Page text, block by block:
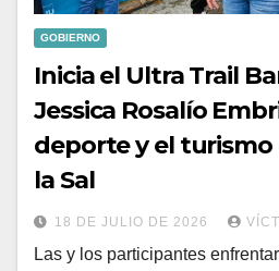
GOBIERNO
Inicia el Ultra Trail
Jessica Rosalío
deporte y el
la Sal
18 DE JULIO DE 2026
Las y los participantes